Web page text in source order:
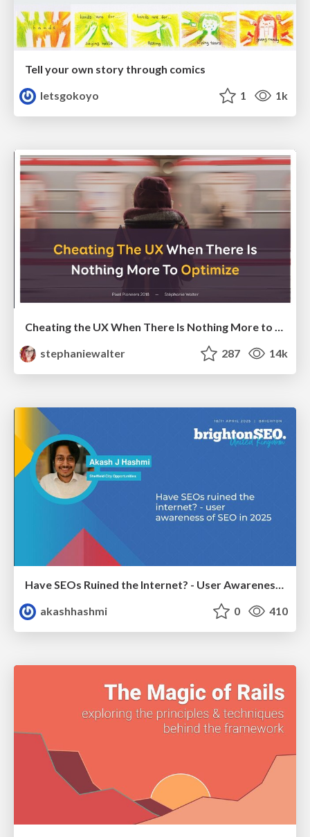
Tell your own story through comics
letsgokoyo
1 1k
Cheating the UX When There Is Nothing More to Optimize - PixelPioneers
stephaniewalter
287 14k
Have SEOs Ruined the Internet? - User Awareness of SEO in 2025
akashhashmi
0 410